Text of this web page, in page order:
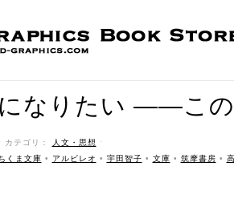
なりたい ――こ
テゴリ： 人文・思想
ˑ
くま文庫 • アルビレオ • 宇田智子 • 文庫 • 筑摩書房 •